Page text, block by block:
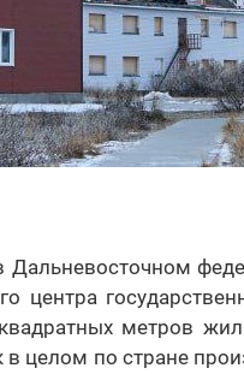
Дальневосточном
центра
метров
целом по стране